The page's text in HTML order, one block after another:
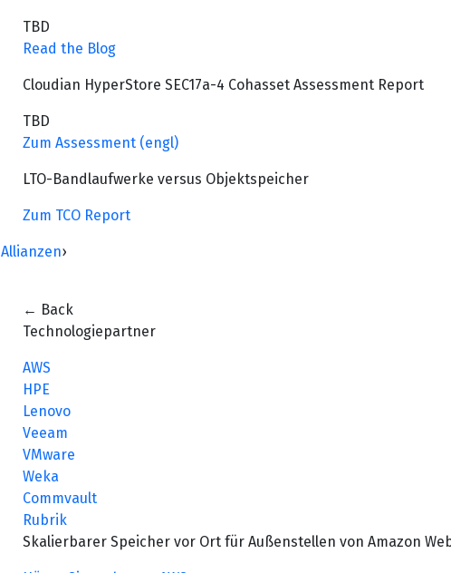
TBD
Read the Blog
Cloudian HyperStore SEC17a-4 Cohasset Assessment Report
TBD
Zum Assessment (engl)
LTO-Bandlaufwerke versus Objektspeicher
Zum TCO Report
Allianzen›
← Back
Technologiepartner
AWS
HPE
Lenovo
Veeam
VMware
Weka
Commvault
Rubrik
Skalierbarer Speicher vor Ort für Außenstellen von Amazon